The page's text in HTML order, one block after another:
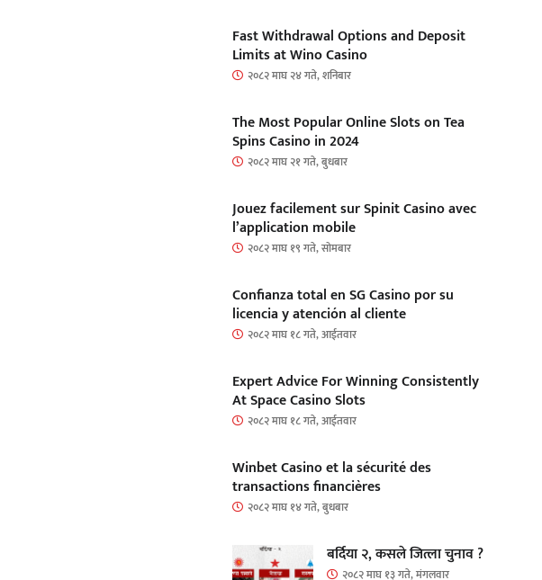
Fast Withdrawal Options and Deposit
Limits at Wino Casino
२०८२ माघ २४ गते, शनिबार
The Most Popular Online Slots on Tea
Spins Casino in 2024
२०८२ माघ २१ गते, बुधबार
Jouez facilement sur Spinit Casino avec
l’application mobile
२०८२ माघ १९ गते, सोमबार
Confianza total en SG Casino por su
licencia y atención al cliente
२०८२ माघ १८ गते, आईतवार
Expert Advice For Winning Consistently
At Space Casino Slots
२०८२ माघ १८ गते, आईतवार
Winbet Casino et la sécurité des
transactions financières
२०८२ माघ १४ गते, बुधबार
बर्दिया २, कसले जित्ला चुनाव ?
२०८२ माघ १३ गते, मंगलवार